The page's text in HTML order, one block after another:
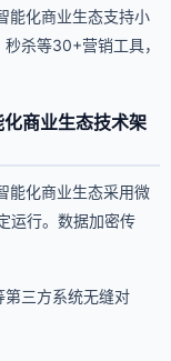
能化商业生态支持小
杀等30+营销工具，
商业生态技术架
能化商业生态采用微
运行。数据加密传
第三方系统无缝对